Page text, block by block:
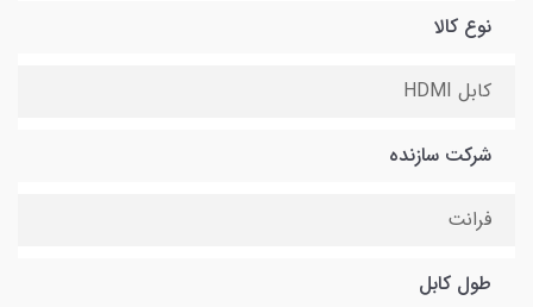
نوع کالا
کابل HDMI
شرکت سازنده
فرانت
طول کابل